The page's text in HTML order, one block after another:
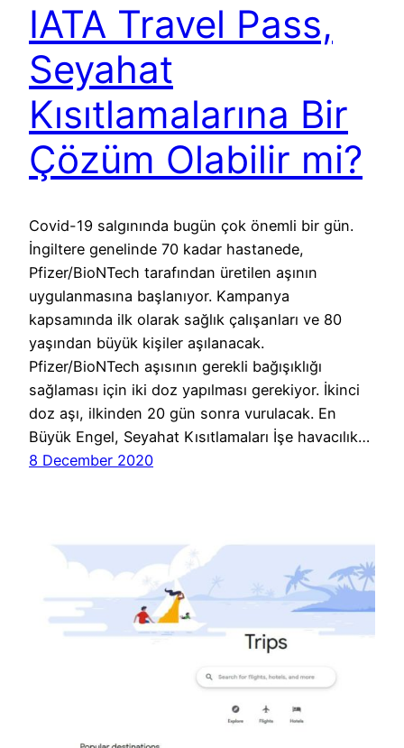
IATA Travel Pass,
Seyahat
Kısıtlamalarına Bir
Çözüm Olabilir mi?
Covid-19 salgınında bugün çok önemli bir gün.
İngiltere genelinde 70 kadar hastanede,
Pfizer/BioNTech tarafından üretilen aşının
uygulanmasına başlanıyor. Kampanya
kapsamında ilk olarak sağlık çalışanları ve 80
yaşından büyük kişiler aşılanacak.
Pfizer/BioNTech aşısının gerekli bağışıklığı
sağlaması için iki doz yapılması gerekiyor. İkinci
doz aşı, ilkinden 20 gün sonra vurulacak. En
Büyük Engel, Seyahat Kısıtlamaları İşe havacılık…
8 December 2020